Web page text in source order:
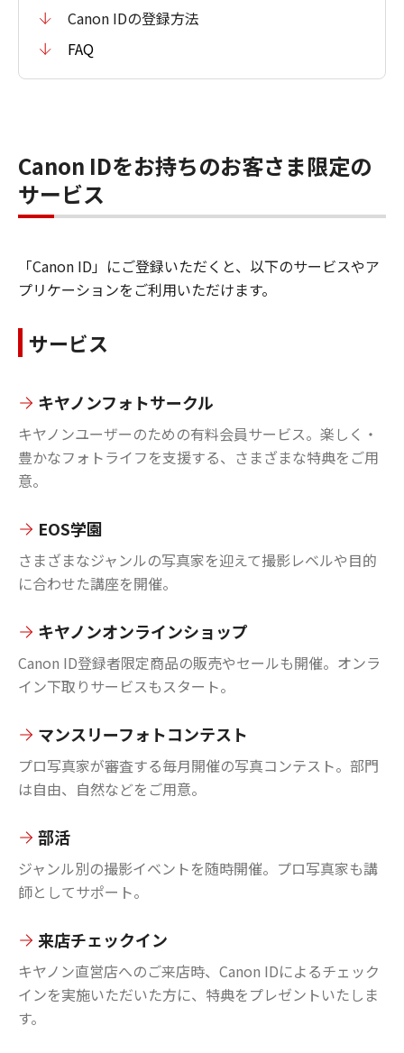
Canon IDの登録方法
FAQ
Canon IDをお持ちのお客さま限定の
サービス
「Canon ID」にご登録いただくと、以下のサービスやア
プリケーションをご利用いただけます。
サービス
キヤノンフォトサークル
キヤノンユーザーのための有料会員サービス。楽しく・
豊かなフォトライフを支援する、さまざまな特典をご用
意。
EOS学園
さまざまなジャンルの写真家を迎えて撮影レベルや目的
に合わせた講座を開催。
キヤノンオンラインショップ
Canon ID登録者限定商品の販売やセールも開催。オンラ
イン下取りサービスもスタート。
マンスリーフォトコンテスト
プロ写真家が審査する毎月開催の写真コンテスト。部門
は自由、自然などをご用意。
部活
ジャンル別の撮影イベントを随時開催。プロ写真家も講
師としてサポート。
来店チェックイン
キヤノン直営店へのご来店時、Canon IDによるチェック
インを実施いただいた方に、特典をプレゼントいたしま
す。